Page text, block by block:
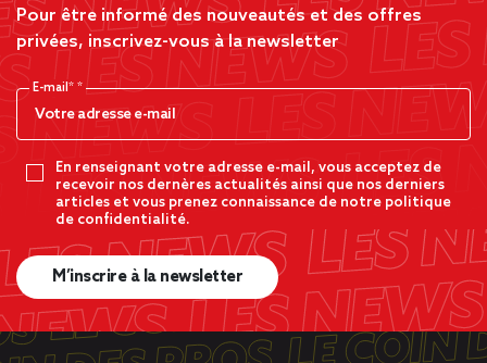
Pour être informé des nouveautés et des offres
privées, inscrivez-vous à la newsletter
E-mail*
En renseignant votre adresse e-mail, vous acceptez de
recevoir nos dernères actualités ainsi que nos derniers
articles et vous prenez connaissance de notre politique
de confidentialité.
M’inscrire à la newsletter